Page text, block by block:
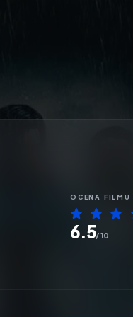
OCENA FILMU
6.5/ 10